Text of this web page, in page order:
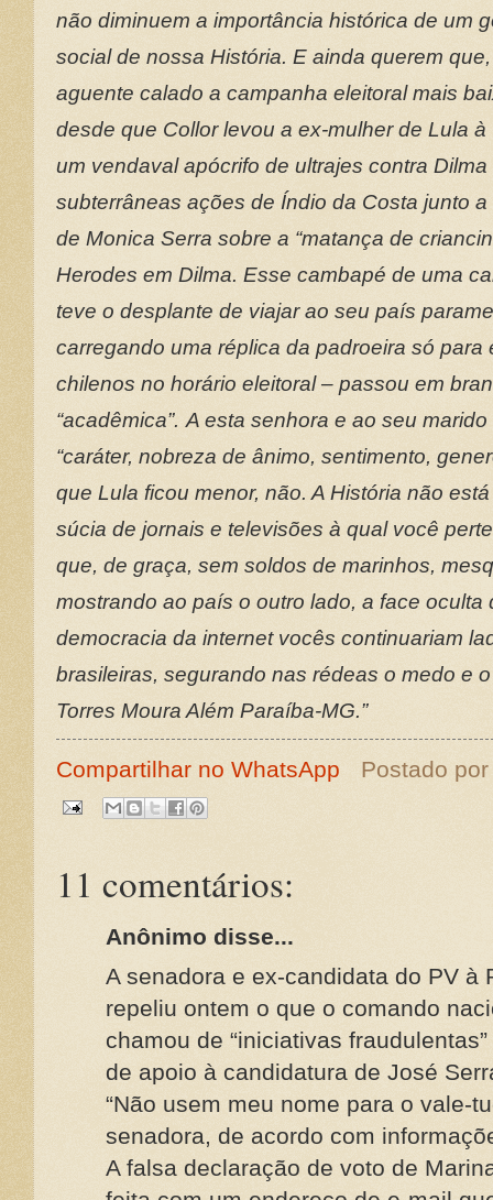
não diminuem a importância histórica de um
social de nossa História. E ainda querem
aguente calado a campanha eleitoral mais
desde que Collor levou a ex-mulher de Lula à
um vendaval apócrifo de ultrajes contra
subterrâneas ações de Índio da Costa junto
de Monica Serra sobre a “matança de
Herodes em Dilma. Esse cambapé de uma
teve o desplante de viajar ao seu país
carregando uma réplica da padroeira só
chilenos no horário eleitoral – passou em
“acadêmica”. A esta senhora e ao seu
“caráter, nobreza de ânimo, sentimento,
que Lula ficou menor, não. A História não
súcia de jornais e televisões à qual você
que, de graça, sem soldos de marinhos,
mostrando ao país o outro lado, a face
democracia da internet vocês continuariam
brasileiras, segurando nas rédeas o medo e
Torres Moura Além Paraíba-MG.”
Compartilhar no WhatsApp Postado
11 comentários:
Anônimo disse...
A senadora e ex-candidata do PV à
repeliu ontem o que o comando
chamou de “iniciativas
de apoio à candidatura de José
“Não usem meu nome para o vale-
senadora, de acordo com
A falsa declaração de voto de